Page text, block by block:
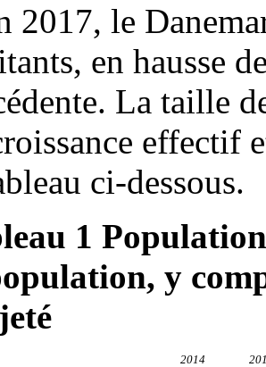
2017, le
en hausse
La taille
effectif
ci-dessous.
1
y
2014